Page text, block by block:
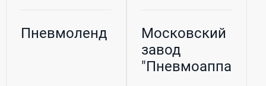
Пневмоленд
Московский
завод
"Пневмоаппарат",